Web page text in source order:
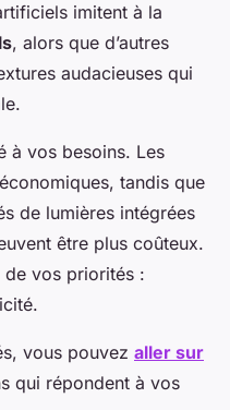
imitent à la
, alors que d’autres
audacieuses qui
à vos besoins. Les
tandis que
de lumières intégrées
être plus coûteux.
de vos priorités :
vous pouvez aller sur
qui répondent à vos